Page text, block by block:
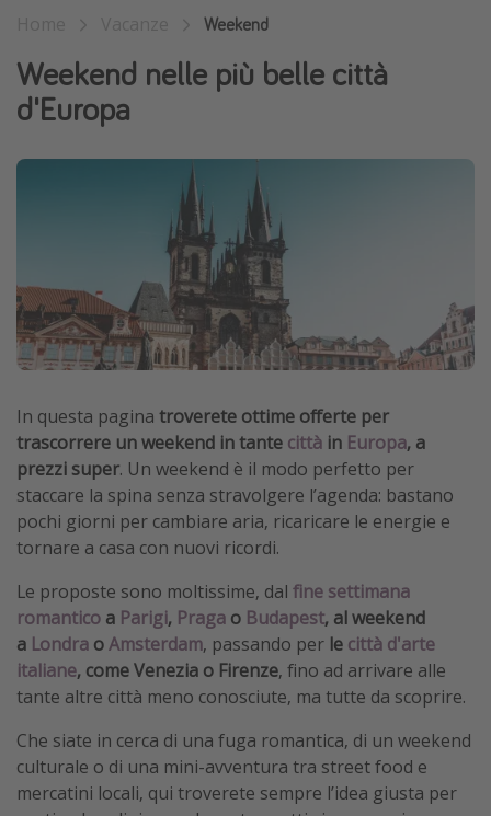
Last minute capodanno
Vacanze con bambini
Vacanze al mare
Travel magazine
Calendario di viaggio
Festività del 2026
Città più visitate
Weekend
Weekend nelle più belle città
d'Europa
In questa pagina troverete ottime offerte per
trascorrere un weekend in tante città in Europa, a
prezzi super. Un weekend è il modo perfetto per
staccare la spina senza stravolgere l’agenda: bastano
pochi giorni per cambiare aria, ricaricare le energie e
tornare a casa con nuovi ricordi.
Le proposte sono moltissime, dal fine settimana
romantico a Parigi, Praga o Budapest, al weekend
a Londra oAmsterdam, passando per le città d'arte
italiane, come Venezia o Firenze, fino ad arrivare alle
tante altre città meno conosciute, ma tutte da scoprire.
Che siate in cerca di una fuga romantica, di un weekend
culturale o di una mini-avventura tra street food e
mercatini locali, qui troverete sempre l’idea giusta per